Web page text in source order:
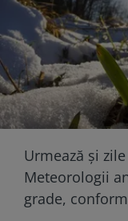
Urmează și
Meteorologii
grade, conform